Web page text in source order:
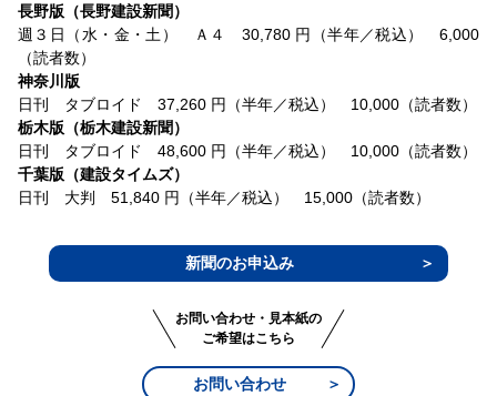
長野版（長野建設新聞）
週３日（水・金・土） Ａ４ 30,780 円（半年／税込） 6,000
（読者数）
神奈川版
日刊 タブロイド 37,260 円（半年／税込） 10,000（読者数）
栃木版（栃木建設新聞）
日刊 タブロイド 48,600 円（半年／税込） 10,000（読者数）
千葉版（建設タイムズ）
日刊 大判 51,840 円（半年／税込） 15,000（読者数）
新聞のお申込み
お問い合わせ・見本紙の
ご希望はこちら
お問い合わせ